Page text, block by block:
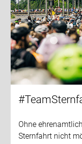
Ohne
Sternfahrt nicht